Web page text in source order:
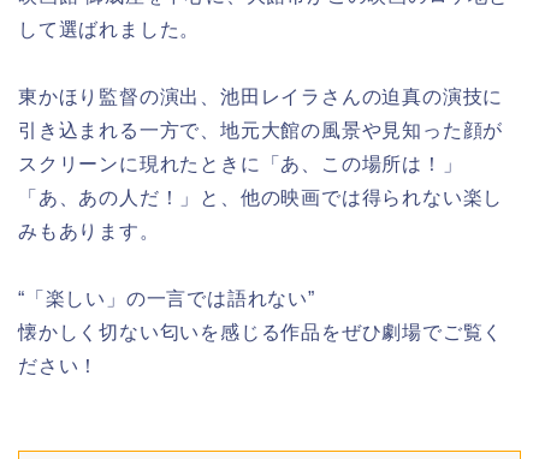
して選ばれました。
東かほり監督の演出、池田レイラさんの迫真の演技に
引き込まれる一方で、地元大館の風景や見知った顔が
スクリーンに現れたときに「あ、この場所は！」
「あ、あの人だ！」と、他の映画では得られない楽し
みもあります。
“「楽しい」の一言では語れない”
懐かしく切ない匂いを感じる作品をぜひ劇場でご覧く
ださい！⁡